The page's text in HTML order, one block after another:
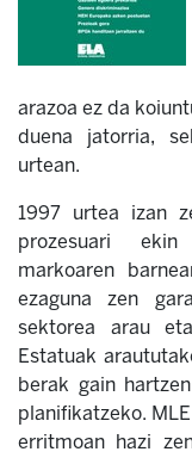
arazoa ez da
duena jatorria,
urtean.
1997 urtea izan
prozesuari
markoaren
ezaguna zen
sektorea arau
Estatuak
berak gain
planifikatzeko.
erritmoan hazi